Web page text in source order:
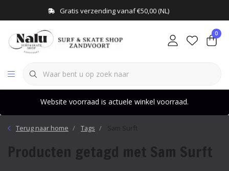
Gratis verzending vanaf €50,00 (NL)
0
Website voorraad is actuele winkel voorraad.
Terug naar home Tags Sam Surft
Producten getagd met Sam Surft